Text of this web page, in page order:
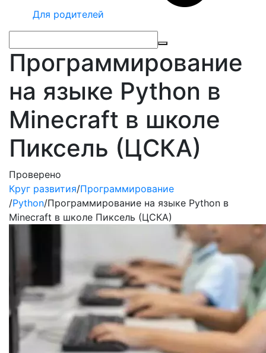
Для родителей
Программирование
на языке Python в
Minecraft в школе
Пиксель (ЦСКА)
Проверено
Круг развития/Программирование
/Python/Программирование на языке Python в
Minecraft в школе Пиксель (ЦСКА)